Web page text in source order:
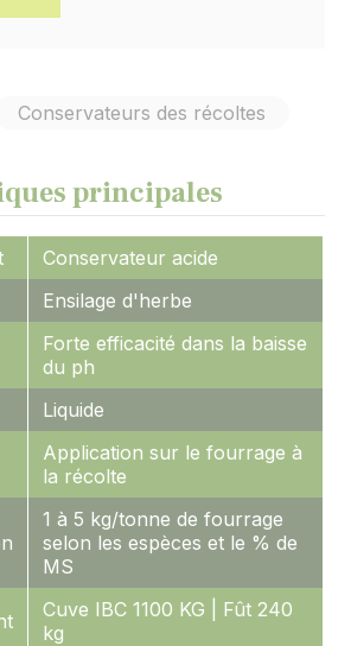
Conservateurs des récoltes
principales
Conservateur acide
Ensilage d'herbe
Forte efficacité dans la baisse
du ph
Liquide
Application sur le fourrage à
la récolte
1 à 5 kg/tonne de fourrage
selon les espèces et le % de
MS
Cuve IBC 1100 KG | Fût 240
kg